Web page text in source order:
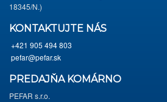
18345/N.)
KONTAKTUJTE NÁS
+421 905 494 803
pefar@pefar.sk
PREDAJŇA KOMÁRNO
PEFAR s.r.o.